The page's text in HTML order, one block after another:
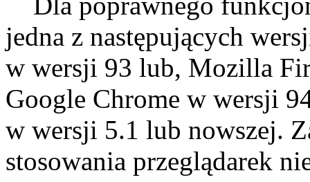
jedna z następujących
w wersji 93 lub, Mozilla
Google Chrome w wersji
w wersji 5.1 lub nowszej.
stosowania przeglądarek